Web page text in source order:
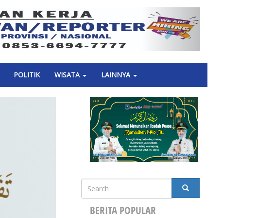
Next
POLITIK WISATA LAINNYA
Search
SEARCH
BERITA POPULAR